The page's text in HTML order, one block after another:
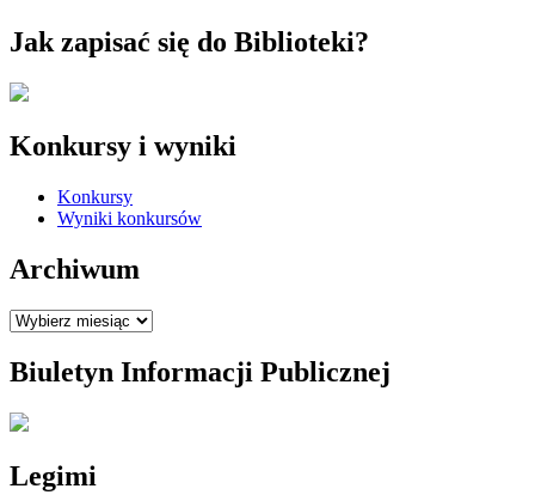
Jak zapisać się do Biblioteki?
Konkursy i wyniki
Konkursy
Wyniki konkursów
Archiwum
Archiwum
Biuletyn Informacji Publicznej
Legimi